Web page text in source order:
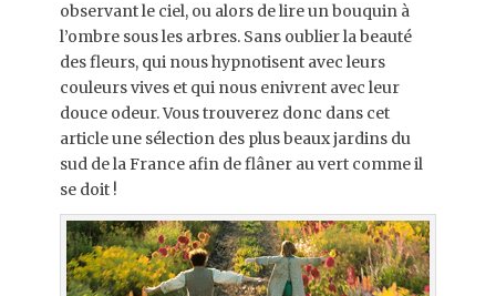
observant le ciel, ou alors de lire un bouquin à
l’ombre sous les arbres. Sans oublier la beauté
des fleurs, qui nous hypnotisent avec leurs
couleurs vives et qui nous enivrent avec leur
douce odeur. Vous trouverez donc dans cet
article une sélection des plus beaux jardins du
sud de la France afin de flâner au vert comme il
se doit !